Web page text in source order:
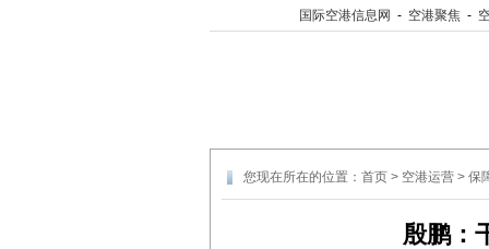
国际空港信息网 - 空港聚焦 -
您现在所在的位置： 首页 > 空港运营 > 保
殷鹏：